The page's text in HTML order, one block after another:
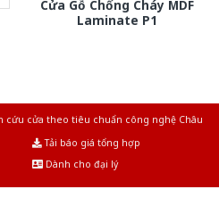
Cửa Gỗ Chống Cháy MDF
Laminate P1
cửa theo tiêu chuẩn công nghệ Châu
Tải báo giá tổng hợp
Dành cho đại lý